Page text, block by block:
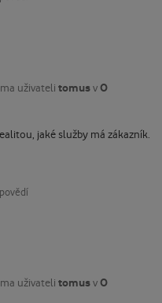
uživatelitomusvO
jaké služby má zákazník.
uživatelitomusvO